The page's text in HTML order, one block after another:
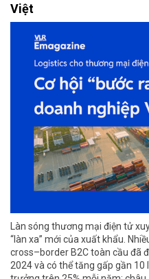
Việt
Làn sóng thương mại điện tử
“làn xa” mới của xuất khẩu.
cross–border B2C toàn cầu đã
2024 và có thể tăng gấp gần